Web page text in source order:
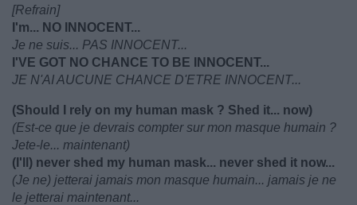
[Refrain]
I'm... NO INNOCENT...
Je ne suis... PAS INNOCENT...
I'VE GOT NO CHANCE TO BE INNOCENT...
JE N'AI AUCUNE CHANCE D'ETRE INNOCENT...
(Should I rely on my human mask ? Shed it... now)
(Est-ce que je devrais compter sur mon masque humain ?
Jete-le... maintenant)
(I'll) never shed my human mask... never shed it now...
(Je ne) jetterai jamais mon masque humain... jamais je ne
le jetterai maintenant...